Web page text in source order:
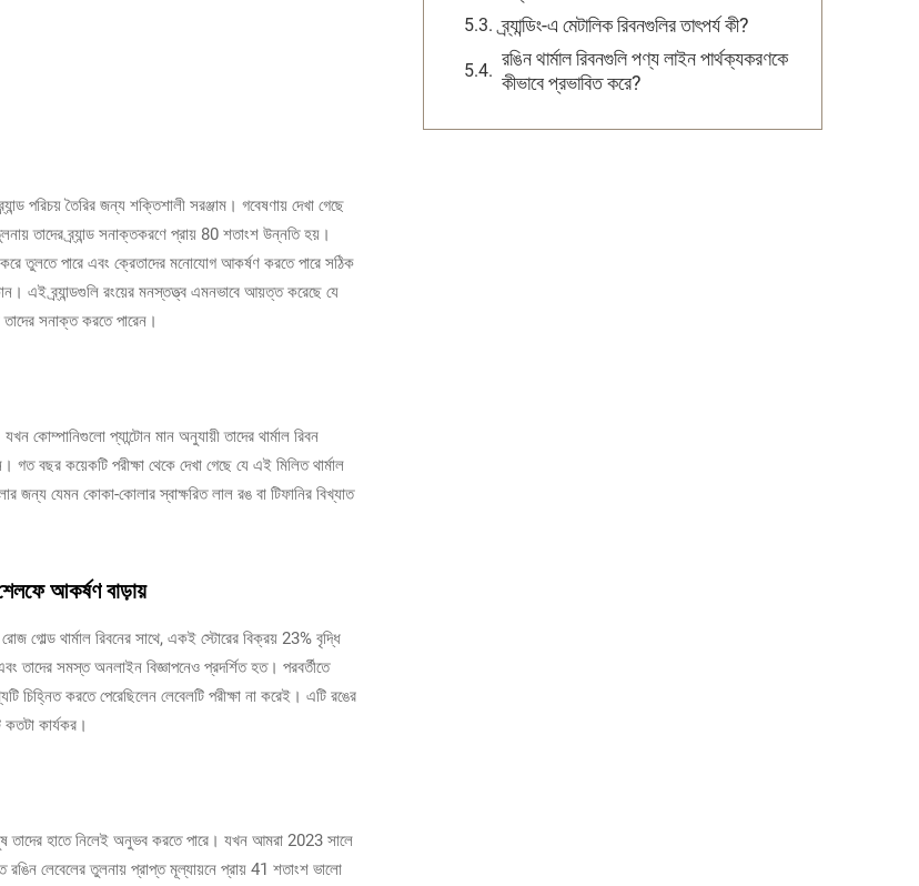
পরিচয় তৈরির জন্য শক্তিশালী সরঞ্জাম। গবেষণায় দেখা গেছে
তাদের ব্র্যান্ড সনাক্তকরণে প্রায় 80 শতাংশ উন্নতি হয়।
তুলতে পারে এবং ক্রেতাদের মনোযোগ আকর্ষণ করতে পারে সঠিক
এই ব্র্যান্ডগুলি রংয়ের মনস্তত্ত্ব এমনভাবে আয়ত্ত করেছে যে
সনাক্ত করতে পারেন।
কোম্পানিগুলো প্যান্টোন মান অনুযায়ী তাদের থার্মাল রিবন
বছর কয়েকটি পরীক্ষা থেকে দেখা গেছে যে এই মিলিত থার্মাল
জন্য যেমন কোকা-কোলার স্বাক্ষরিত লাল রঙ বা টিফানির বিখ্যাত
শেলফে আকর্ষণ বাড়ায়
গোল্ড থার্মাল রিবনের সাথে, একই স্টোরের বিক্রয় 23% বৃদ্ধি
তাদের সমস্ত অনলাইন বিজ্ঞাপনেও প্রদর্শিত হত। পরবর্তীতে
চিহ্নিত করতে পেরেছিলেন লেবেলটি পরীক্ষা না করেই। এটি রঙের
কার্যকর।
তাদের হাতে নিলেই অনুভব করতে পারে। যখন আমরা 2023 সালে
রঙিন লেবেলের তুলনায় প্রাপ্ত মূল্যায়নে প্রায় 41 শতাংশ ভালো
ব্র্যান্ডিং-এ মেটালিক রিবনগুলির তাৎপর্য কী?
রঙিন থার্মাল রিবনগুলি পণ্য লাইন পার্থক্যকরণকে
কীভাবে প্রভাবিত করে?